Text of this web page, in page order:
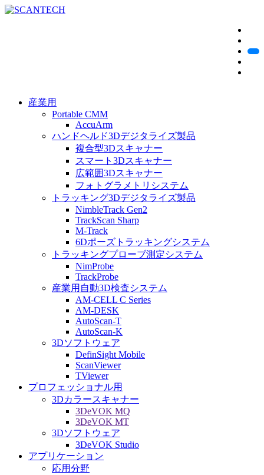
産業用
Portable CMM
AccuArm
ハンドヘルド3Dデジタライズ製品
複合型3Dスキャナー
スマート3Dスキャナー
広範囲3Dスキャナー
フォトグラメトリシステム
トラッキング3Dデジタライズ製品
NimbleTrack Gen2
TrackScan Sharp
M-Track
6Dポーズトラッキングシステム
トラッキングプローブ測定システム
NimProbe
TrackProbe
産業用自動3D検査システム
AM-CELL C Series
AM-DESK
AutoScan-T
AutoScan-K
3Dソフトウェア
DefinSight Mobile
ScanViewer
TViewer
プロフェッショナル用
3Dカラースキャナー
3DeVOK MQ
3DeVOK MT
3Dソフトウェア
3DeVOK Studio
アプリケーション
応用分野